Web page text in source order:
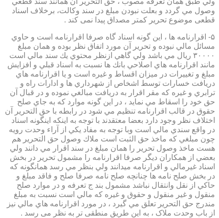
وصول مي گردد و بعلت نبودن مبلغ در سند وكالت، برخلاف اسناد
قطعی موضوع تحریر کمتر مصداق پیدا نمی کند .
۵- اقرارنامه ها ، اين گونه اسناد گاه صرفا اقرارنامه است و حاوي
مسائل مالي نبوده و تحرير آن مورد اتفاق نظر بوده و همان مبلغ
۳۰۰۰۰ ريال مي باشد ولي گاهي ازنظر محتوي يك سند مالي است
مانند اقرارنامه هاي اصلاحي بانك ها نسبت به اسناد قبلي و افزايش
مبلغ و تغييرات در ميزان اقساط و غيره است و يا اقرارنامه هاي
دريافت خسارات توسط اشخاص از شهرداري ها و ادارات راه و
ترابري و غيره كه مقر اقرار به دريافت مبالغي نموده و در قبال آن
حق خود را اسقاط مي نمايد ، در اين گونه موارد كه به جاي صلح
حقوق در قالب اقرارنامه تنظيم مي شود در رابطه با حق التحرير آن
اختلاف نظر وجود دارد بعضا معتقدند با توجه به اينكه اينگونه اسناد
در واقع سندي مالي است وبا توجه به مفاد يكي از آراء وحدت رويه
چون مبلغي كه ماخذ حق الثبت است ملاك وصول حق التحرير هم
هست ماخذ وصول تحرير را همان مبلغ در سند اقرار مي دانند ولي
بعضي از همكاران ديگر صرفا اقرارنامه را مشمول تحرير در بخش
اسناد غيرمالي و اقرارنامه ميدانند ولي بنظر مي رسد همانگونه كه
در بخش صلح نامه ها چنانچه صلح نامه صرفا صلح و فاقد مبلغ و
حاكي از نقل وانتقال نباشد مشمول بند ج تعرفه و در موارد صلح
منقول و غير منقول و حقوق و غيره كه مالي است نسبت به مبلغ
مندرج حق التحرير تعلق مي گيرد ، در مورد اقرارنامه هاي مالي نيز
از باب وحدت ملاک ، به این طریق منطقی تر به نظر می رسد .